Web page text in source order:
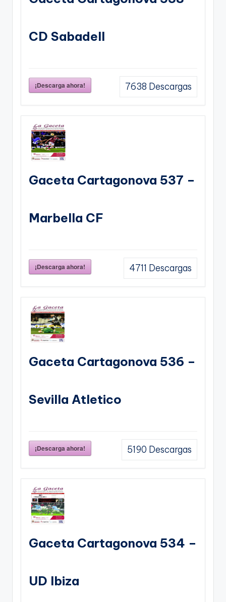
CD Sabadell
¡Descarga ahora! 7638 Descargas
Gaceta Cartagonova 537 –
Marbella CF
¡Descarga ahora! 4711 Descargas
Gaceta Cartagonova 536 –
Sevilla Atletico
¡Descarga ahora! 5190 Descargas
Gaceta Cartagonova 534 –
UD Ibiza